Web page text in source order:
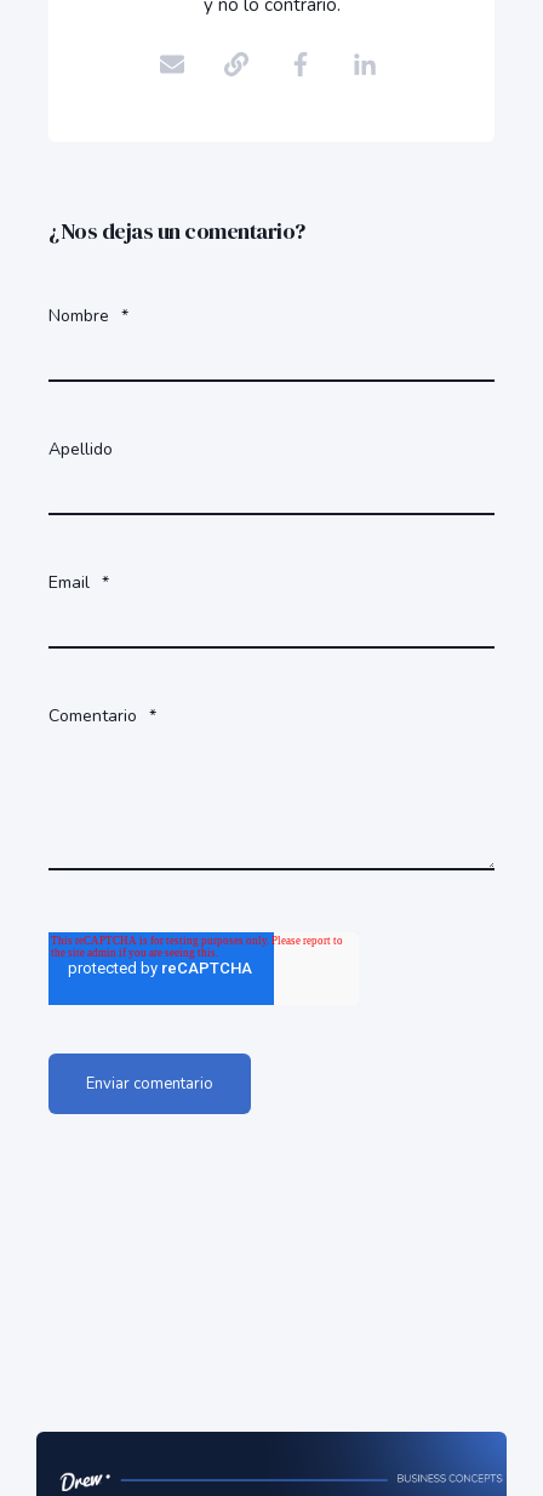
y no lo contrario.
¿Nos dejas un comentario?
Nombre *
Apellido
Email *
Comentario *